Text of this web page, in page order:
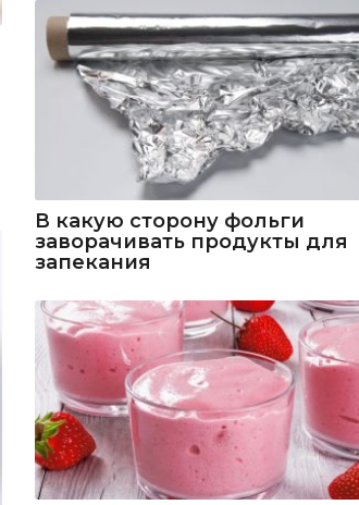
В какую сторону фольги
заворачивать продукты для
запекания